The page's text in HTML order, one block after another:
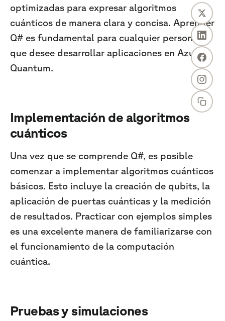
optimizadas para expresar algoritmos
cuánticos de manera clara y concisa. Aprender
Q# es fundamental para cualquier persona
que desee desarrollar aplicaciones en Azure
Quantum.
Implementación de algoritmos
cuánticos
Una vez que se comprende Q#, es posible
comenzar a implementar algoritmos cuánticos
básicos. Esto incluye la creación de qubits, la
aplicación de puertas cuánticas y la medición
de resultados. Practicar con ejemplos simples
es una excelente manera de familiarizarse con
el funcionamiento de la computación
cuántica.
Pruebas y simulaciones